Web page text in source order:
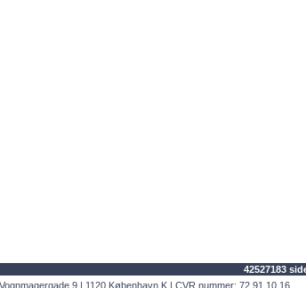
42527183
9 | 1120 København K | CVR nummer: 72 91 10 16